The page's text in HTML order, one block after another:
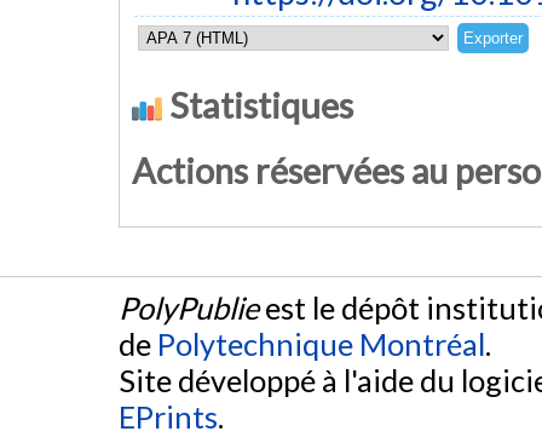
Statistiques
Actions réservées au
PolyPublieest le dépôt
de Polytechnique Montréal.
Site développé à l'aide du
EPrints.